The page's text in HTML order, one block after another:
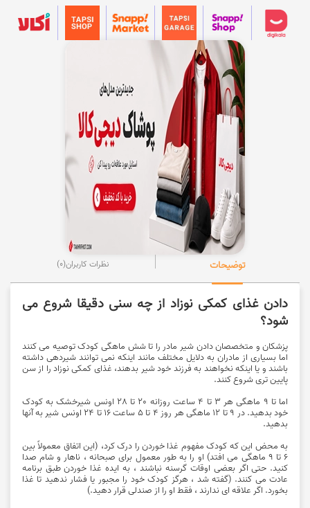
توضیحات نظرات کاربران(0)
دادن غذای کمکی نوزاد از چه سنی دقیقا شروع می
شود؟
پزشکان و متخصصان دادن شیر مادر را تا شش ماهگی کودک توصیه می کنند
اما بسیاری از مادران به دلایل مختلف مانند اینکه نمی توانند شیردهی داشته
باشند و یا اینکه نخواهند به فرزند خود شیر بدهند، غذای کمکی نوزاد را از سن
پایین تری شروع کنند.
اما تا 9 ماهگی هر 3 تا 4 ساعت روزانه 20 تا 28 اونس شیرخشک به کودک
خود بدهید. در 9 تا 12 ماهگی هر روز 4 تا 5 ساعت 16 تا 24 اونس شیر به آنها
بدهید.
به محض این که کودک مفهوم غذا خوردن را درک کرد، (این اتفاق معمولاً بین
6 تا 9 ماهگی می افتد) او را به طور معمول برای صبحانه ، ناهار و شام صدا
کنید. حتی اگر بعضی اوقات گرسنه نباشند ، به ایده غذا خوردن طبق برنامه
عادت می کنند. (گفته شد ، هرگز کودک خود را مجبور یا فشار ندهید تا غذا
بخورد. اگر علاقه ای ندارند ، فقط او را از صندلی قرار دهید.)